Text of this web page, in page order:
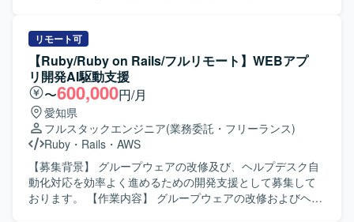
長期的に参画いただける方を求めております。複数のエン
ジニア、PdM、デザイナーと密に協働しながら開発を進め
る環境のため、コラボレーションとコミュニケーションを
大切にし、自発的に周囲と連携しながら課題解決に取り組
める方にマッチいたします。 明確なアーキテクチャが存在
しない状況でも、業務の背景や全体像を把握したうえで自
ら考えて推進できる方や、各案件について表層的な機能理
解にとどまらず、用いられている技術や直面した課題、そ
の対応策といった思考プロセスまで踏み込んで考えられる
方を歓迎いたします。 【ポジションの魅力】 グロース型の
小規模案件が多く、事業やプロダクトへの理解を深めなが
Ruby on RailsおよびVue.jsを用いた自社プロダクト・AIツ
ールのフロントエンドおよびバックエンド開発を担当し、
クライアントの声を直接反映させる形で商品の改良設計を
進めていただきます。GCP（Vertex AI等）やAIコーディン
グツールを組み合わせた先進的なAI機能の実装に携わり、3
～5人程度のチームでアジャイルな機能開発およびコード管
理・プロジェクト推進を行っていただきます。要件定義か
ら基本設計、詳細設計、実装、テスト、運用・保守、プロ
ダクト改良まで一貫して関わっていただきます。 【求める
人物像】 システム全体の設計や仕組みづくり、アーキテク
チャの選定に主体的に挑戦したい方を求めています。新し
リモート可
【Ruby/Ruby on Rails/フルリモート】WEBアプ
リ開発AI駆動支援
〜600,000円/月
愛知県
フルスタックエンジニア(業務委託・フリーランス)
Ruby ・ Rails ・ AWS
【募集背景】 グループウェアの改修及び、ヘルプデスク自
動化対応を効率よく進めるための開発支援として募集して
おります。 【作業内容】 グループウェアの改修およびヘル